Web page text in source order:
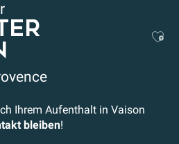
Ihrem Aufenthalt in Vaison
bleiben!